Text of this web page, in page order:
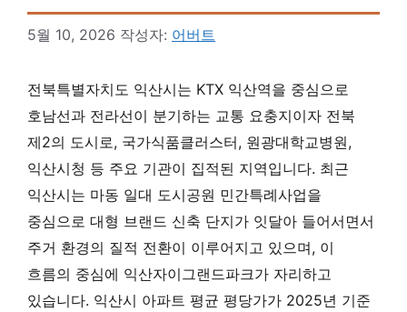
5월 10, 2026 작성자: 어버트
전북특별자치도 익산시는 KTX 익산역을 중심으로
호남선과 전라선이 분기하는 교통 요충지이자 전북
제2의 도시로, 국가식품클러스터, 원광대학교병원,
익산시청 등 주요 기관이 집적된 지역입니다. 최근
익산시는 마동 일대 도시공원 민간특례사업을
중심으로 대형 브랜드 신축 단지가 잇달아 들어서면서
주거 환경의 질적 전환이 이루어지고 있으며, 이
흐름의 중심에 익산자이그랜드파크가 자리하고
있습니다. 익산시 아파트 평균 평당가가 2025년 기준